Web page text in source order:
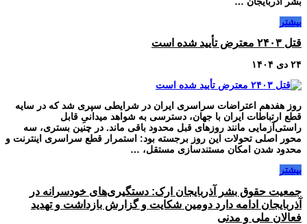
بیشتر
قتل ۲۴۰۳ معترض تأیید شده است
۲۴ دی ۱۴۰۴
روز هفدهم اعتراضات سراسری ایران در شرایطی سپری شد که در سایه
قطع ارتباطات ایران با جهان، دسترسی به شواهد میدانیِ قابل
راستی‌آزمایی مانند روزهای قبل محدود باقی ماند. در چنین بستری، سه
محور اصلی تحولات این روز برجسته بود: استمرار قطع سراسری اینترنت و
محدود شدن امکان مستندسازی مستقل، …
بیشتر
جمعیت حقوق بشر آذربایجان ارک: دستگیری‌های خودسرانه در
آذربایجان ادامه دارد دومین شکایت و گزارش بازداشت و تهدید
فعالان ملی و مدنی